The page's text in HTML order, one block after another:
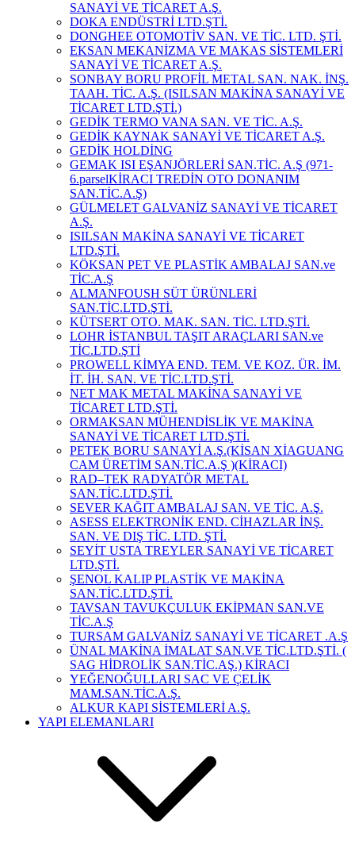
SANAYİ VE TİCARET A.Ş.
DOKA ENDÜSTRİ LTD.ŞTİ.
DONGHEE OTOMOTİV SAN. VE TİC. LTD. ŞTİ.
EKSAN MEKANİZMA VE MAKAS SİSTEMLERİ
SANAYİ VE TİCARET A.Ş.
SONBAY BORU PROFİL METAL SAN. NAK. İNŞ.
TAAH. TİC. A.Ş. (ISILSAN MAKİNA SANAYİ VE
TİCARET LTD.ŞTİ.)
GEDİK TERMO VANA SAN. VE TİC. A.Ş.
GEDİK KAYNAK SANAYİ VE TİCARET A.Ş.
GEDİK HOLDİNG
GEMAK ISI EŞANJÖRLERİ SAN.TİC. A.Ş (971-
6.parselKİRACI TREDİN OTO DONANIM
SAN.TİC.A.Ş)
GÜLMELET GALVANİZ SANAYİ VE TİCARET
A.Ş.
ISILSAN MAKİNA SANAYİ VE TİCARET
LTD.ŞTİ.
KÖKSAN PET VE PLASTİK AMBALAJ SAN.ve
TİC.A.Ş
ALMANFOUSH SÜT ÜRÜNLERİ
SAN.TİC.LTD.ŞTİ.
KÜTSERT OTO. MAK. SAN. TİC. LTD.ŞTİ.
LOHR İSTANBUL TAŞIT ARAÇLARI SAN.ve
TİC.LTD.ŞTİ
PROWELL KİMYA END. TEM. VE KOZ. ÜR. İM.
İT. İH. SAN. VE TİC.LTD.ŞTİ.
NET MAK METAL MAKİNA SANAYİ VE
TİCARET LTD.ŞTİ.
ORMAKSAN MÜHENDİSLİK VE MAKİNA
SANAYİ VE TİCARET LTD.ŞTİ.
PETEK BORU SANAYİ A.Ş.(KİSAN XİAGUANG
CAM ÜRETİM SAN.TİC.A.Ş )(KİRACI)
RAD–TEK RADYATÖR METAL
SAN.TİC.LTD.ŞTİ.
SEVER KAĞIT AMBALAJ SAN. VE TİC. A.Ş.
ASESS ELEKTRONİK END. CİHAZLAR İNŞ.
SAN. VE DIŞ TİC. LTD. ŞTİ.
SEYİT USTA TREYLER SANAYİ VE TİCARET
LTD.ŞTİ.
ŞENOL KALIP PLASTİK VE MAKİNA
SAN.TİC.LTD.ŞTİ.
TAVSAN TAVUKÇULUK EKİPMAN SAN.VE
TİC.A.Ş
TURSAM GALVANİZ SANAYİ VE TİCARET .A.Ş
ÜNAL MAKİNA İMALAT SAN.VE TİC.LTD.ŞTİ. (
SAG HİDROLİK SAN.TİC.AŞ.) KİRACI
YEĞENOĞULLARI SAC VE ÇELİK
MAM.SAN.TİC.A.Ş.
ALKUR KAPI SİSTEMLERİ A.Ş.
YAPI ELEMANLARI